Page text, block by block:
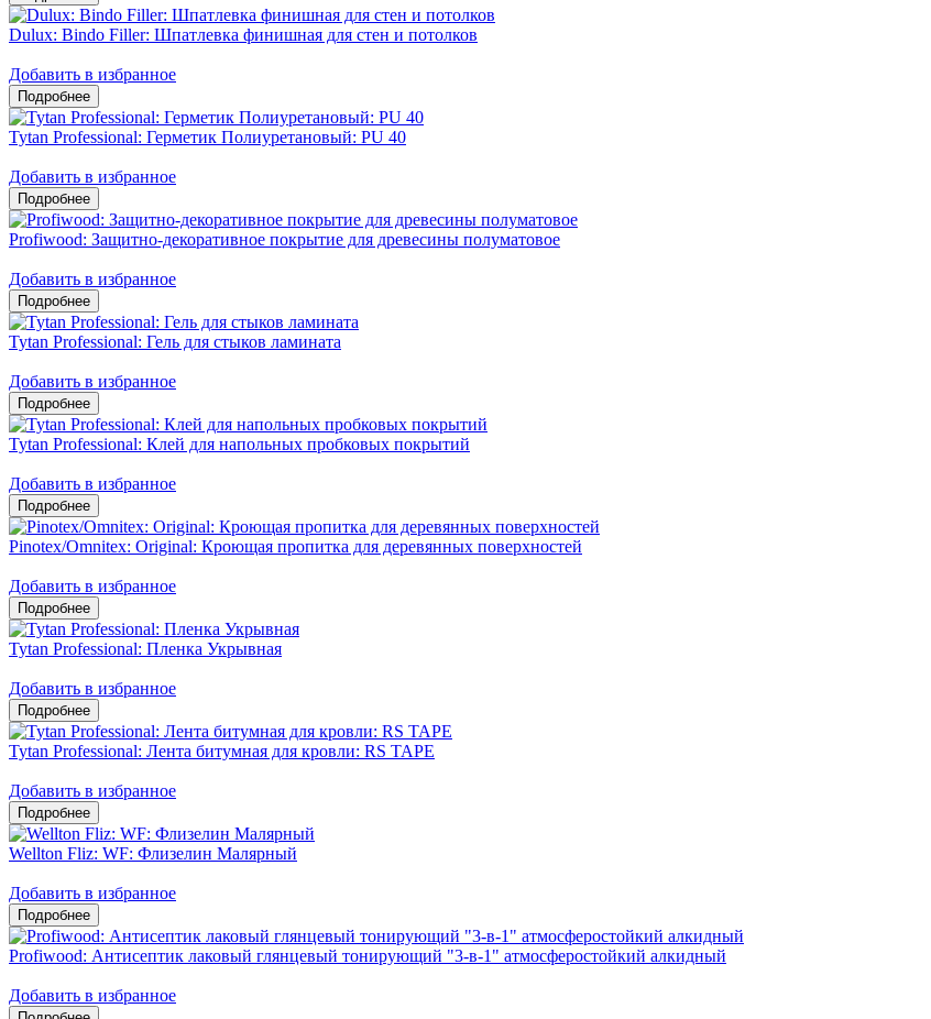
Dulux: Bindo Filler: Шпатлевка финишная для стен и потолков
Добавить в избранное
Tytan Professional: Герметик Полиуретановый: PU 40
Добавить в избранное
Profiwood: Защитно-декоративное покрытие для древесины полуматовое
Добавить в избранное
Tytan Professional: Гель для стыков ламината
Добавить в избранное
Tytan Professional: Клей для напольных пробковых покрытий
Добавить в избранное
Pinotex/Omnitex: Original: Кроющая пропитка для деревянных поверхностей
Добавить в избранное
Tytan Professional: Пленка Укрывная
Добавить в избранное
Tytan Professional: Лента битумная для кровли: RS TAPE
Добавить в избранное
Wellton Fliz: WF: Флизелин Малярный
Добавить в избранное
Profiwood: Антисептик лаковый глянцевый тонирующий "3-в-1" атмосферостойкий алкидный
Добавить в избранное